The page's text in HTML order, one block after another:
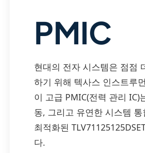
PMIC
현대의 전자 시스템은 점점
하기 위해 텍사스 인스트루
이 고급 PMIC(전력 관리
동, 그리고 유연한 시스템
최적화된
다.